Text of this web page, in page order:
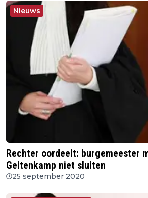
Nieuws
Rechter oordeelt: burgemeester
Geitenkamp niet sluiten
25 september 2020